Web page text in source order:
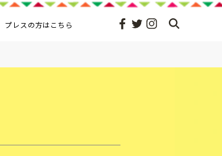
プレスの方はこちら